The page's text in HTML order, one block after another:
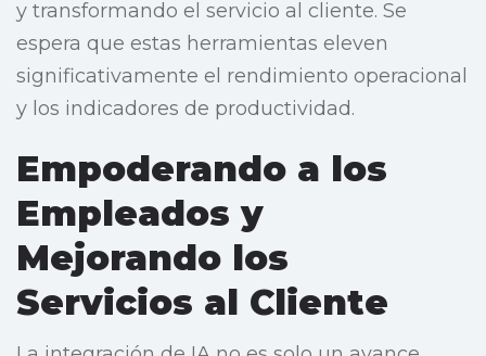
y transformando el servicio al cliente. Se
espera que estas herramientas eleven
significativamente el rendimiento operacional
y los indicadores de productividad.
Empoderando a los
Empleados y
Mejorando los
Servicios al Cliente